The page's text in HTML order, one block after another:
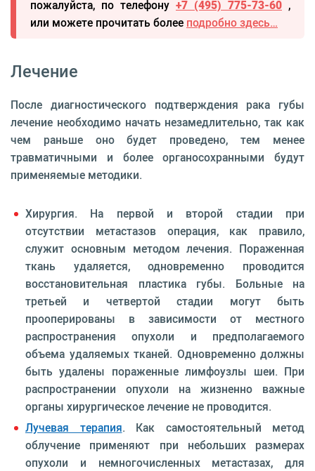
пожалуйста, по телефону +7 (495) 775-73-60 ,
или можете прочитать более подробно здесь…
Лечение
После диагностического подтверждения рака губы
лечение необходимо начать незамедлительно, так как
чем раньше оно будет проведено, тем менее
травматичными и более органосохранными будут
применяемые методики.
Хирургия. На первой и второй стадии при
отсутствии метастазов операция, как правило,
служит основным методом лечения. Пораженная
ткань удаляется, одновременно проводится
восстановительная пластика губы. Больные на
третьей и четвертой стадии могут быть
прооперированы в зависимости от местного
распространения опухоли и предполагаемого
объема удаляемых тканей. Одновременно должны
быть удалены пораженные лимфоузлы шеи. При
распространении опухоли на жизненно важные
органы хирургическое лечение не проводится.
Лучевая терапия. Как самостоятельный метод
облучение применяют при небольших размерах
опухоли и немногочисленных метастазах, для